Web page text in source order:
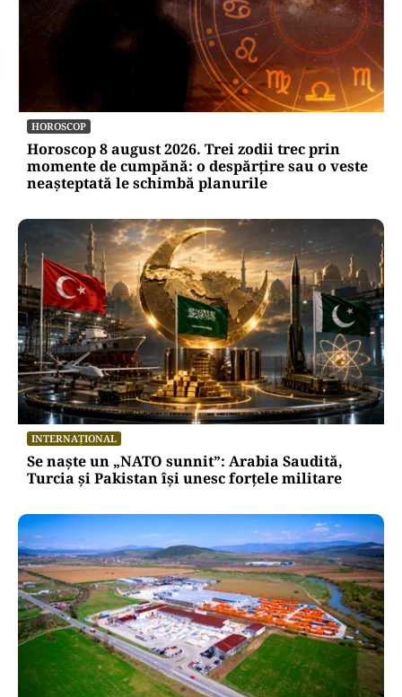
HOROSCOP
Horoscop 8 august 2026. Trei zodii trec prin
momente de cumpănă: o despărțire sau o veste
neașteptată le schimbă planurile
INTERNAȚIONAL
Se naște un „NATO sunnit”: Arabia Saudită,
Turcia și Pakistan își unesc forțele militare